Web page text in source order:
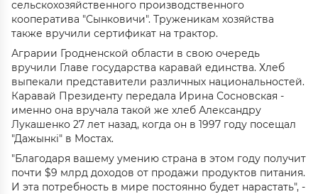
сельскохозяйственного производственного
кооператива "Сынковичи". Труженикам хозяйства
также вручили сертификат на трактор.
Аграрии Гродненской области в свою очередь
вручили Главе государства каравай единства. Хлеб
выпекали представители различных национальностей.
Каравай Президенту передала Ирина Сосновская -
именно она вручала такой же хлеб Александру
Лукашенко 27 лет назад, когда он в 1997 году посещал
"Дажынкі" в Мостах.
"Благодаря вашему умению страна в этом году получит
почти $9 млрд доходов от продажи продуктов питания.
И эта потребность в мире постоянно будет нарастать", -